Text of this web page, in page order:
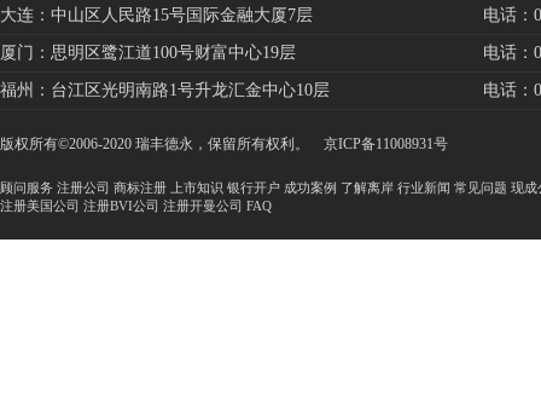
大连：中山区人民路15号国际金融大厦7层 电话：
厦门：思明区鹭江道100号财富中心19层 电话：
福州：台江区光明南路1号升龙汇金中心10层 电话：
版权所有©2006-2020 瑞丰德永，保留所有权利。 京ICP备11008931号
顾问服务 注册公司 商标注册 上市知识 银行开户 成功案例 了解离岸 行业新闻 常见问题 现成
注册美国公司 注册BVI公司 注册开曼公司 FAQ